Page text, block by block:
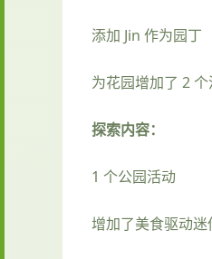
添加 Jin 作为园丁
为花园增加了 2 个
探索内容：
1 个公园活动
增加了美食驱动迷